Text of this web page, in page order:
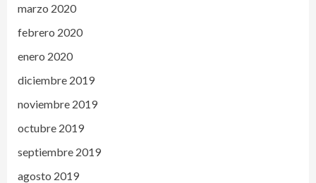
marzo 2020
febrero 2020
enero 2020
diciembre 2019
noviembre 2019
octubre 2019
septiembre 2019
agosto 2019